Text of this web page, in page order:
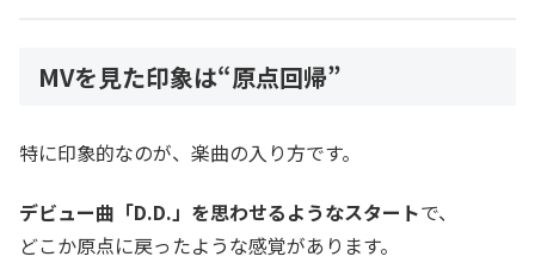
MVを見た印象は“原点回帰”
特に印象的なのが、楽曲の入り方です。
デビュー曲「D.D.」を思わせるようなスタートで、
どこか原点に戻ったような感覚があります。